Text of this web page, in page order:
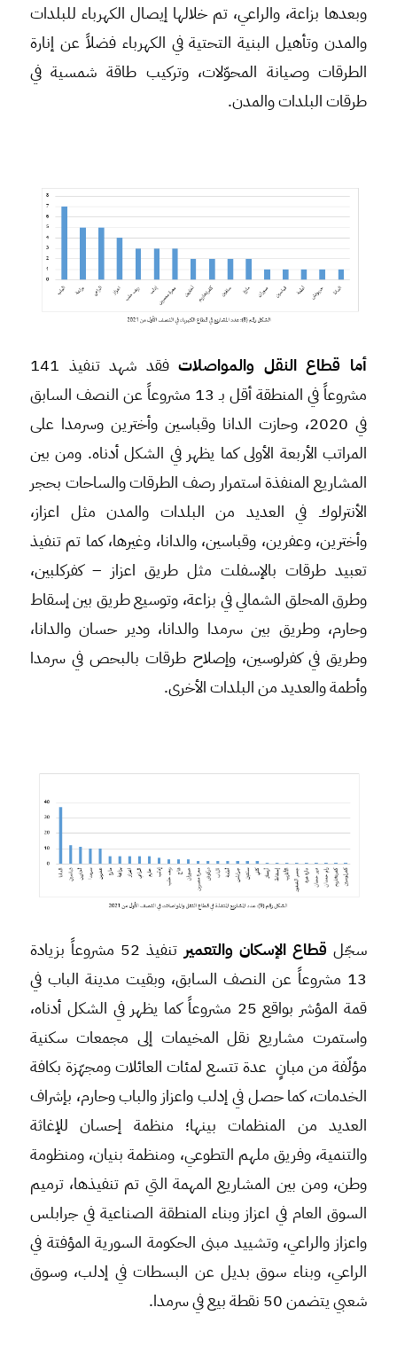
وبعدها بزاعة، والراعي، تم خلالها إيصال الكهرباء للبلدات
والمدن وتأهيل البنية التحتية في الكهرباء فضلاً عن إنارة
الطرقات وصيانة المحوّلات، وتركيب طاقة شمسية في
طرقات البلدات والمدن.
أما قطاع النقل والمواصلات
فقد شهد تنفيذ 141
مشروعاً في المنطقة أقل بـ 13 مشروعاً عن النصف السابق
في 2020، وحازت الدانا وقباسين وأخترين وسرمدا على
المراتب الأربعة الأولى كما يظهر في الشكل أدناه. ومن بين
المشاريع المنفذة استمرار رصف الطرقات والساحات بحجر
الأنترلوك في العديد من البلدات والمدن مثل اعزاز،
وأخترين، وعفرين، وقباسين، والدانا، وغيرها، كما تم تنفيذ
تعبيد طرقات بالإسفلت مثل طريق اعزاز – كفركلبين،
وطرق المحلق الشمالي في بزاعة، وتوسيع طريق بين إسقاط
وحارم، وطريق بين سرمدا والدانا، ودير حسان والدانا،
وطريق في كفرلوسين، وإصلاح طرقات بالبحص في سرمدا
وأطمة والعديد من البلدات الأخرى.
سجّل قطاع الإسكان والتعمير
تنفيذ 52 مشروعاً بزيادة
13 مشروعاً عن النصف السابق، وبقيت مدينة الباب في
قمة المؤشر بواقع 25 مشروعاً كما يظهر في الشكل أدناه،
واستمرت مشاريع نقل المخيمات إلى مجمعات سكنية
مؤلّفة من مبانٍ عدة تتسع لمئات العائلات ومجهّزة بكافة
الخدمات، كما حصل في إدلب واعزاز والباب وحارم، بإشراف
العديد من المنظمات بينها؛ منظمة إحسان للإغاثة
والتنمية، وفريق ملهم التطوعي، ومنظمة بنيان، ومنظومة
وطن، ومن بين المشاريع المهمة التي تم تنفيذها، ترميم
السوق العام في اعزاز وبناء المنطقة الصناعية في جرابلس
واعزاز والراعي، وتشييد مبنى الحكومة السورية المؤفتة في
الراعي، وبناء سوق بديل عن البسطات في إدلب، وسوق
شعبي يتضمن 50 نقطة بيع في سرمدا.